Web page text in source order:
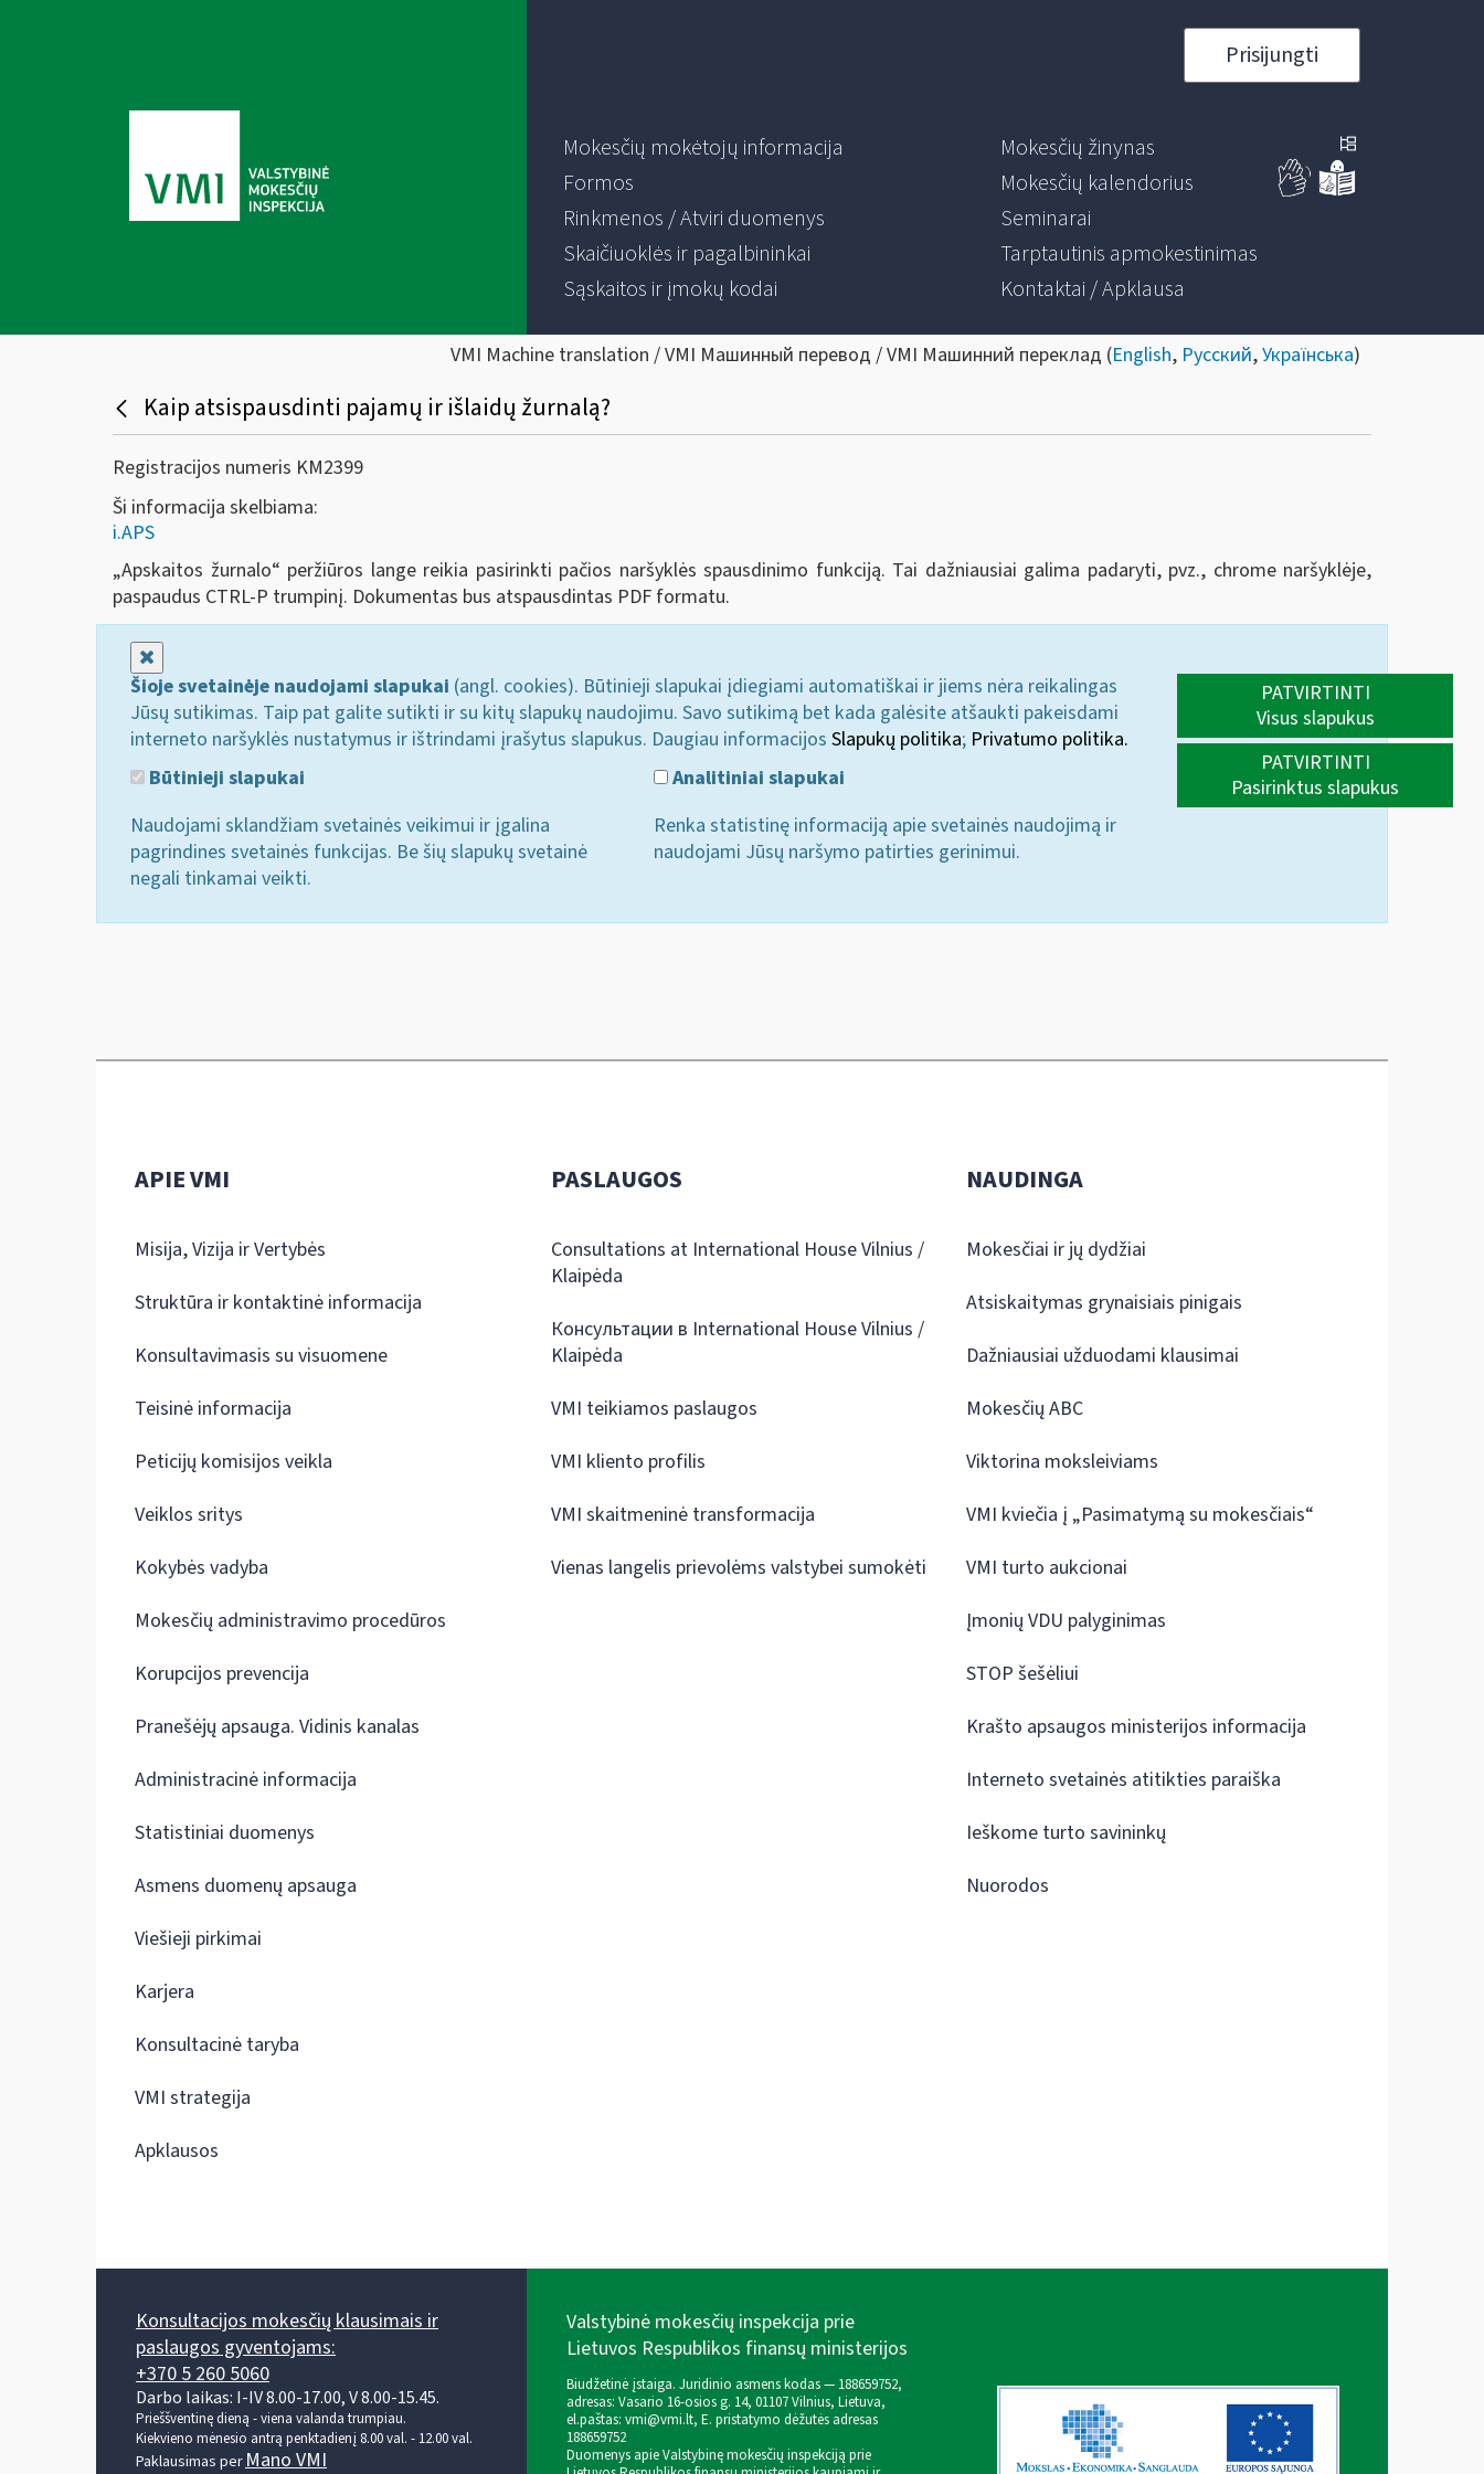
Prisijungti
Mokesčių mokėtojų informacija
Formos
Rinkmenos / Atviri duomenys
Skaičiuoklės ir pagalbininkai
Sąskaitos ir įmokų kodai
Mokesčių žinynas
Mokesčių kalendorius
Seminarai
Tarptautinis apmokestinimas
Kontaktai / Apklausa
VMI Machine translation / VMI Машинный перевод / VMI Машинний переклад (English, Русский,Українська)
Kaip atsispausdinti pajamų ir išlaidų žurnalą?
Registracijos numeris KM2399
Ši informacija skelbiama:
i.APS
„Apskaitos žurnalo“ peržiūros lange reikia pasirinkti pačios naršyklės spausdinimo funkciją. Tai dažniausiai galima padaryti, pvz., chrome naršyklėje,
paspaudus CTRL-P trumpinį. Dokumentas bus atspausdintas PDF formatu.
Šioje svetainėje naudojami slapukai (angl. cookies). Būtinieji slapukai įdiegiami automatiškai ir jiems nėra reikalingas
Jūsų sutikimas. Taip pat galite sutikti ir su kitų slapukų naudojimu. Savo sutikimą bet kada galėsite atšaukti pakeisdami
interneto naršyklės nustatymus ir ištrindami įrašytus slapukus. Daugiau informacijos Slapukų politika; Privatumo politika.
Būtinieji slapukai
Naudojami sklandžiam svetainės veikimui ir įgalina
pagrindines svetainės funkcijas. Be šių slapukų svetainė
negali tinkamai veikti.
Analitiniai slapukai
Renka statistinę informaciją apie svetainės naudojimą ir
naudojami Jūsų naršymo patirties gerinimui.
PATVIRTINTI
Visus slapukus
PATVIRTINTI
Pasirinktus slapukus
APIE VMI
Misija, Vizija ir Vertybės
Struktūra ir kontaktinė informacija
Konsultavimasis su visuomene
Teisinė informacija
Peticijų komisijos veikla
Veiklos sritys
Kokybės vadyba
Mokesčių administravimo procedūros
Korupcijos prevencija
Pranešėjų apsauga. Vidinis kanalas
Administracinė informacija
Statistiniai duomenys
Asmens duomenų apsauga
Viešieji pirkimai
Karjera
Konsultacinė taryba
VMI strategija
Apklausos
PASLAUGOS
Consultations at International House Vilnius /
Klaipėda
Консультации в International House Vilnius /
Klaipėda
VMI teikiamos paslaugos
VMI kliento profilis
VMI skaitmeninė transformacija
Vienas langelis prievolėms valstybei sumokėti
NAUDINGA
Mokesčiai ir jų dydžiai
Atsiskaitymas grynaisiais pinigais
Dažniausiai užduodami klausimai
Mokesčių ABC
Viktorina moksleiviams
VMI kviečia į „Pasimatymą su mokesčiais“
VMI turto aukcionai
Įmonių VDU palyginimas
STOP šešėliui
Krašto apsaugos ministerijos informacija
Interneto svetainės atitikties paraiška
Ieškome turto savininkų
Nuorodos
Konsultacijos mokesčių klausimais ir
paslaugos gyventojams:
+370 5 260 5060
Darbo laikas: I-IV 8.00-17.00, V 8.00-15.45.
Prieššventinę dieną - viena valanda trumpiau.
Kiekvieno mėnesio antrą penktadienį 8.00 val. - 12.00 val.
Paklausimas per Mano VMI
Valstybinė mokesčių inspekcija prie
Lietuvos Respublikos finansų ministerijos
Biudžetinė įstaiga. Juridinio asmens kodas — 188659752,
adresas: Vasario 16-osios g. 14, 01107 Vilnius, Lietuva,
el.paštas: vmi@vmi.lt, E. pristatymo dėžutės adresas
188659752
Duomenys apie Valstybinę mokesčių inspekciją prie